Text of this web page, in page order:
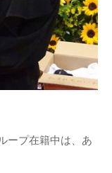
ープ在籍中は、あ